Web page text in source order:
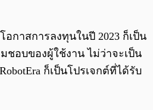
กาสการลงทุนในปี 2023 ก็เป็น
ชอบของผู้ใช้งาน ไม่ว่าจะเป็น
ก็เป็นโปรเจกต์ที่ได้รับ